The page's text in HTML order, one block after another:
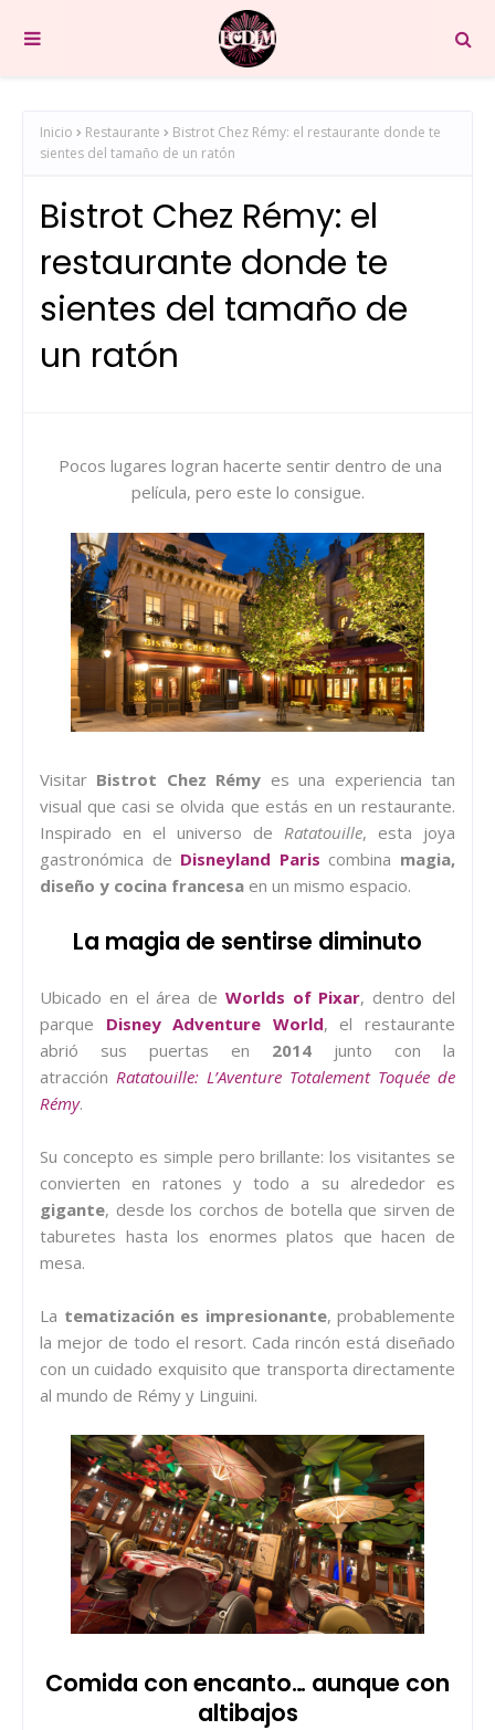
Inicio Restaurante
Bistrot Chez Rémy: el restaurante donde te
sientes del tamaño de un ratón
Bistrot Chez Rémy: el
restaurante donde te
sientes del tamaño de
un ratón
Pocos lugares logran hacerte sentir dentro de una
película, pero este lo consigue.
Visitar Bistrot Chez Rémy es una experiencia tan
visual que casi se olvida que estás en un restaurante.
Inspirado en el universo de Ratatouille, esta joya
gastronómica de Disneyland Paris combina magia,
diseño y cocina francesa en un mismo espacio.
La magia de sentirse diminuto
Ubicado en el área de Worlds of Pixar, dentro del
parque Disney Adventure World, el restaurante
abrió sus puertas en 2014 junto con la
atracción Ratatouille: L’Aventure Totalement Toquée de
Rémy.
Su concepto es simple pero brillante: los visitantes se
convierten en ratones y todo a su alrededor es
gigante, desde los corchos de botella que sirven de
taburetes hasta los enormes platos que hacen de
mesa.
La tematización es impresionante, probablemente
la mejor de todo el resort. Cada rincón está diseñado
con un cuidado exquisito que transporta directamente
al mundo de Rémy y Linguini.
Comida con encanto… aunque con
altibajos